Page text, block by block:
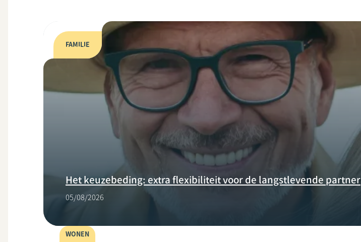
FAMILIE
Het keuzebeding: extra flexibiliteit voor de langstlevende partner
05/08/2026
WONEN